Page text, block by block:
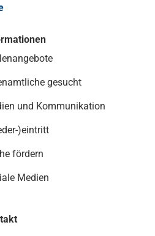
gesucht
und Kommunikation
)eintritt
fördern
Medien